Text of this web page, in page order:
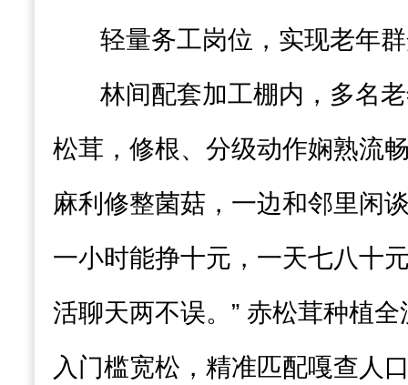
轻量务工岗位，实现老年
林间配套加工棚内，多名
松茸，修根、分级动作娴熟流
麻利修整菌菇，一边和邻里闲
一小时能挣十元，一天七八十
活聊天两不误。” 赤松茸种植
入门槛宽松，精准匹配嘎查人